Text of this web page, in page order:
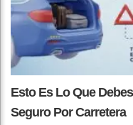
Esto Es Lo Que
Seguro Por Carretera